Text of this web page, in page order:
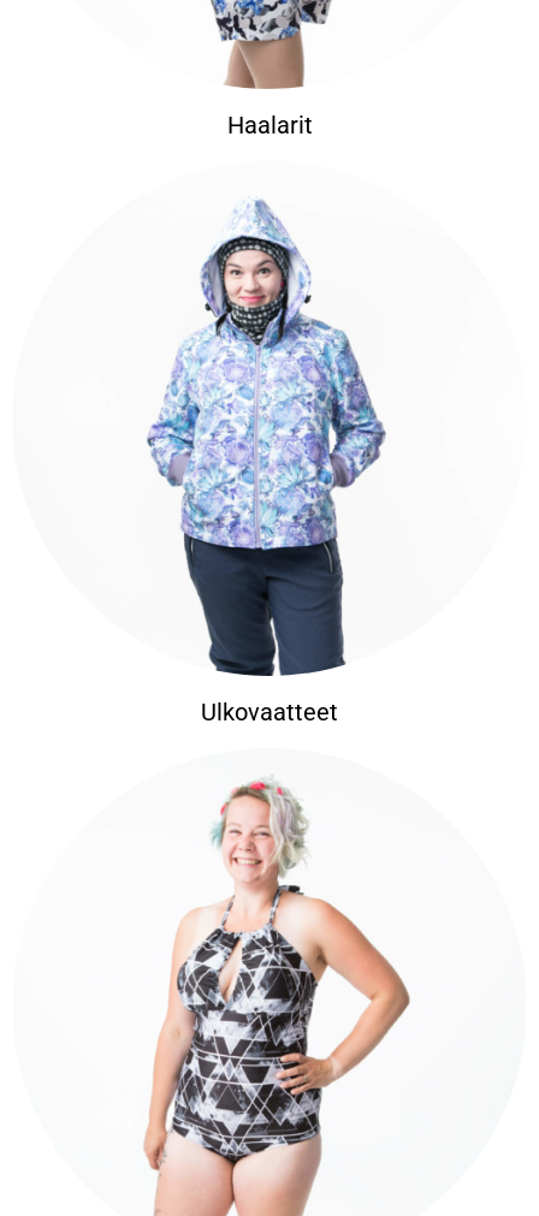
Haalarit
Ulkovaatteet